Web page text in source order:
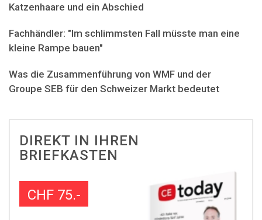
Katzenhaare und ein Abschied
Fachhändler: "Im schlimmsten Fall müsste man eine
kleine Rampe bauen"
Was die Zusammenführung von WMF und der
Groupe SEB für den Schweizer Markt bedeutet
DIREKT IN IHREN
BRIEFKASTEN
CHF 75.-